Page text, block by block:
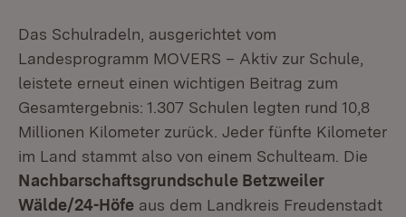
Das Schulradeln, ausgerichtet vom
Landesprogramm MOVERS – Aktiv zur Schule,
leistete erneut einen wichtigen Beitrag zum
Gesamtergebnis: 1.307 Schulen legten rund 10,8
Millionen Kilometer zurück. Jeder fünfte Kilometer
im Land stammt also von einem Schulteam. Die
Nachbarschaftsgrundschule Betzweiler
Wälde/24-Höfe aus dem Landkreis Freudenstadt